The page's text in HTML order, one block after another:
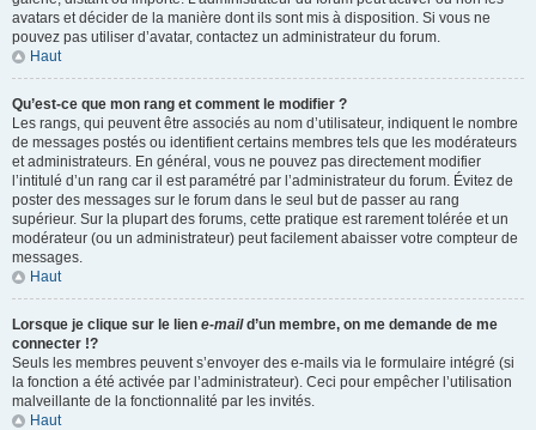
avatars et décider de la manière dont ils sont mis à disposition. Si vous ne
pouvez pas utiliser d’avatar, contactez un administrateur du forum.
Haut
Qu’est-ce que mon rang et comment le modifier ?
Les rangs, qui peuvent être associés au nom d’utilisateur, indiquent le nombre
de messages postés ou identifient certains membres tels que les modérateurs
et administrateurs. En général, vous ne pouvez pas directement modifier
l’intitulé d’un rang car il est paramétré par l’administrateur du forum. Évitez de
poster des messages sur le forum dans le seul but de passer au rang
supérieur. Sur la plupart des forums, cette pratique est rarement tolérée et un
modérateur (ou un administrateur) peut facilement abaisser votre compteur de
messages.
Haut
Lorsque je clique sur le lien e-maild’un membre, on me demande de me
connecter !?
Seuls les membres peuvent s’envoyer des e-mails via le formulaire intégré (si
la fonction a été activée par l’administrateur). Ceci pour empêcher l’utilisation
malveillante de la fonctionnalité par les invités.
Haut